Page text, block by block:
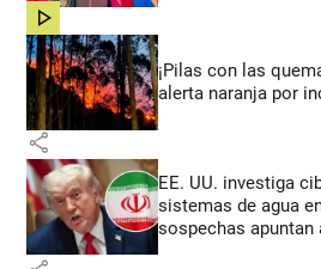
share
¡Pilas con las
alerta naranja por
share
EE. UU. investiga
sistemas de agua
sospechas apuntan